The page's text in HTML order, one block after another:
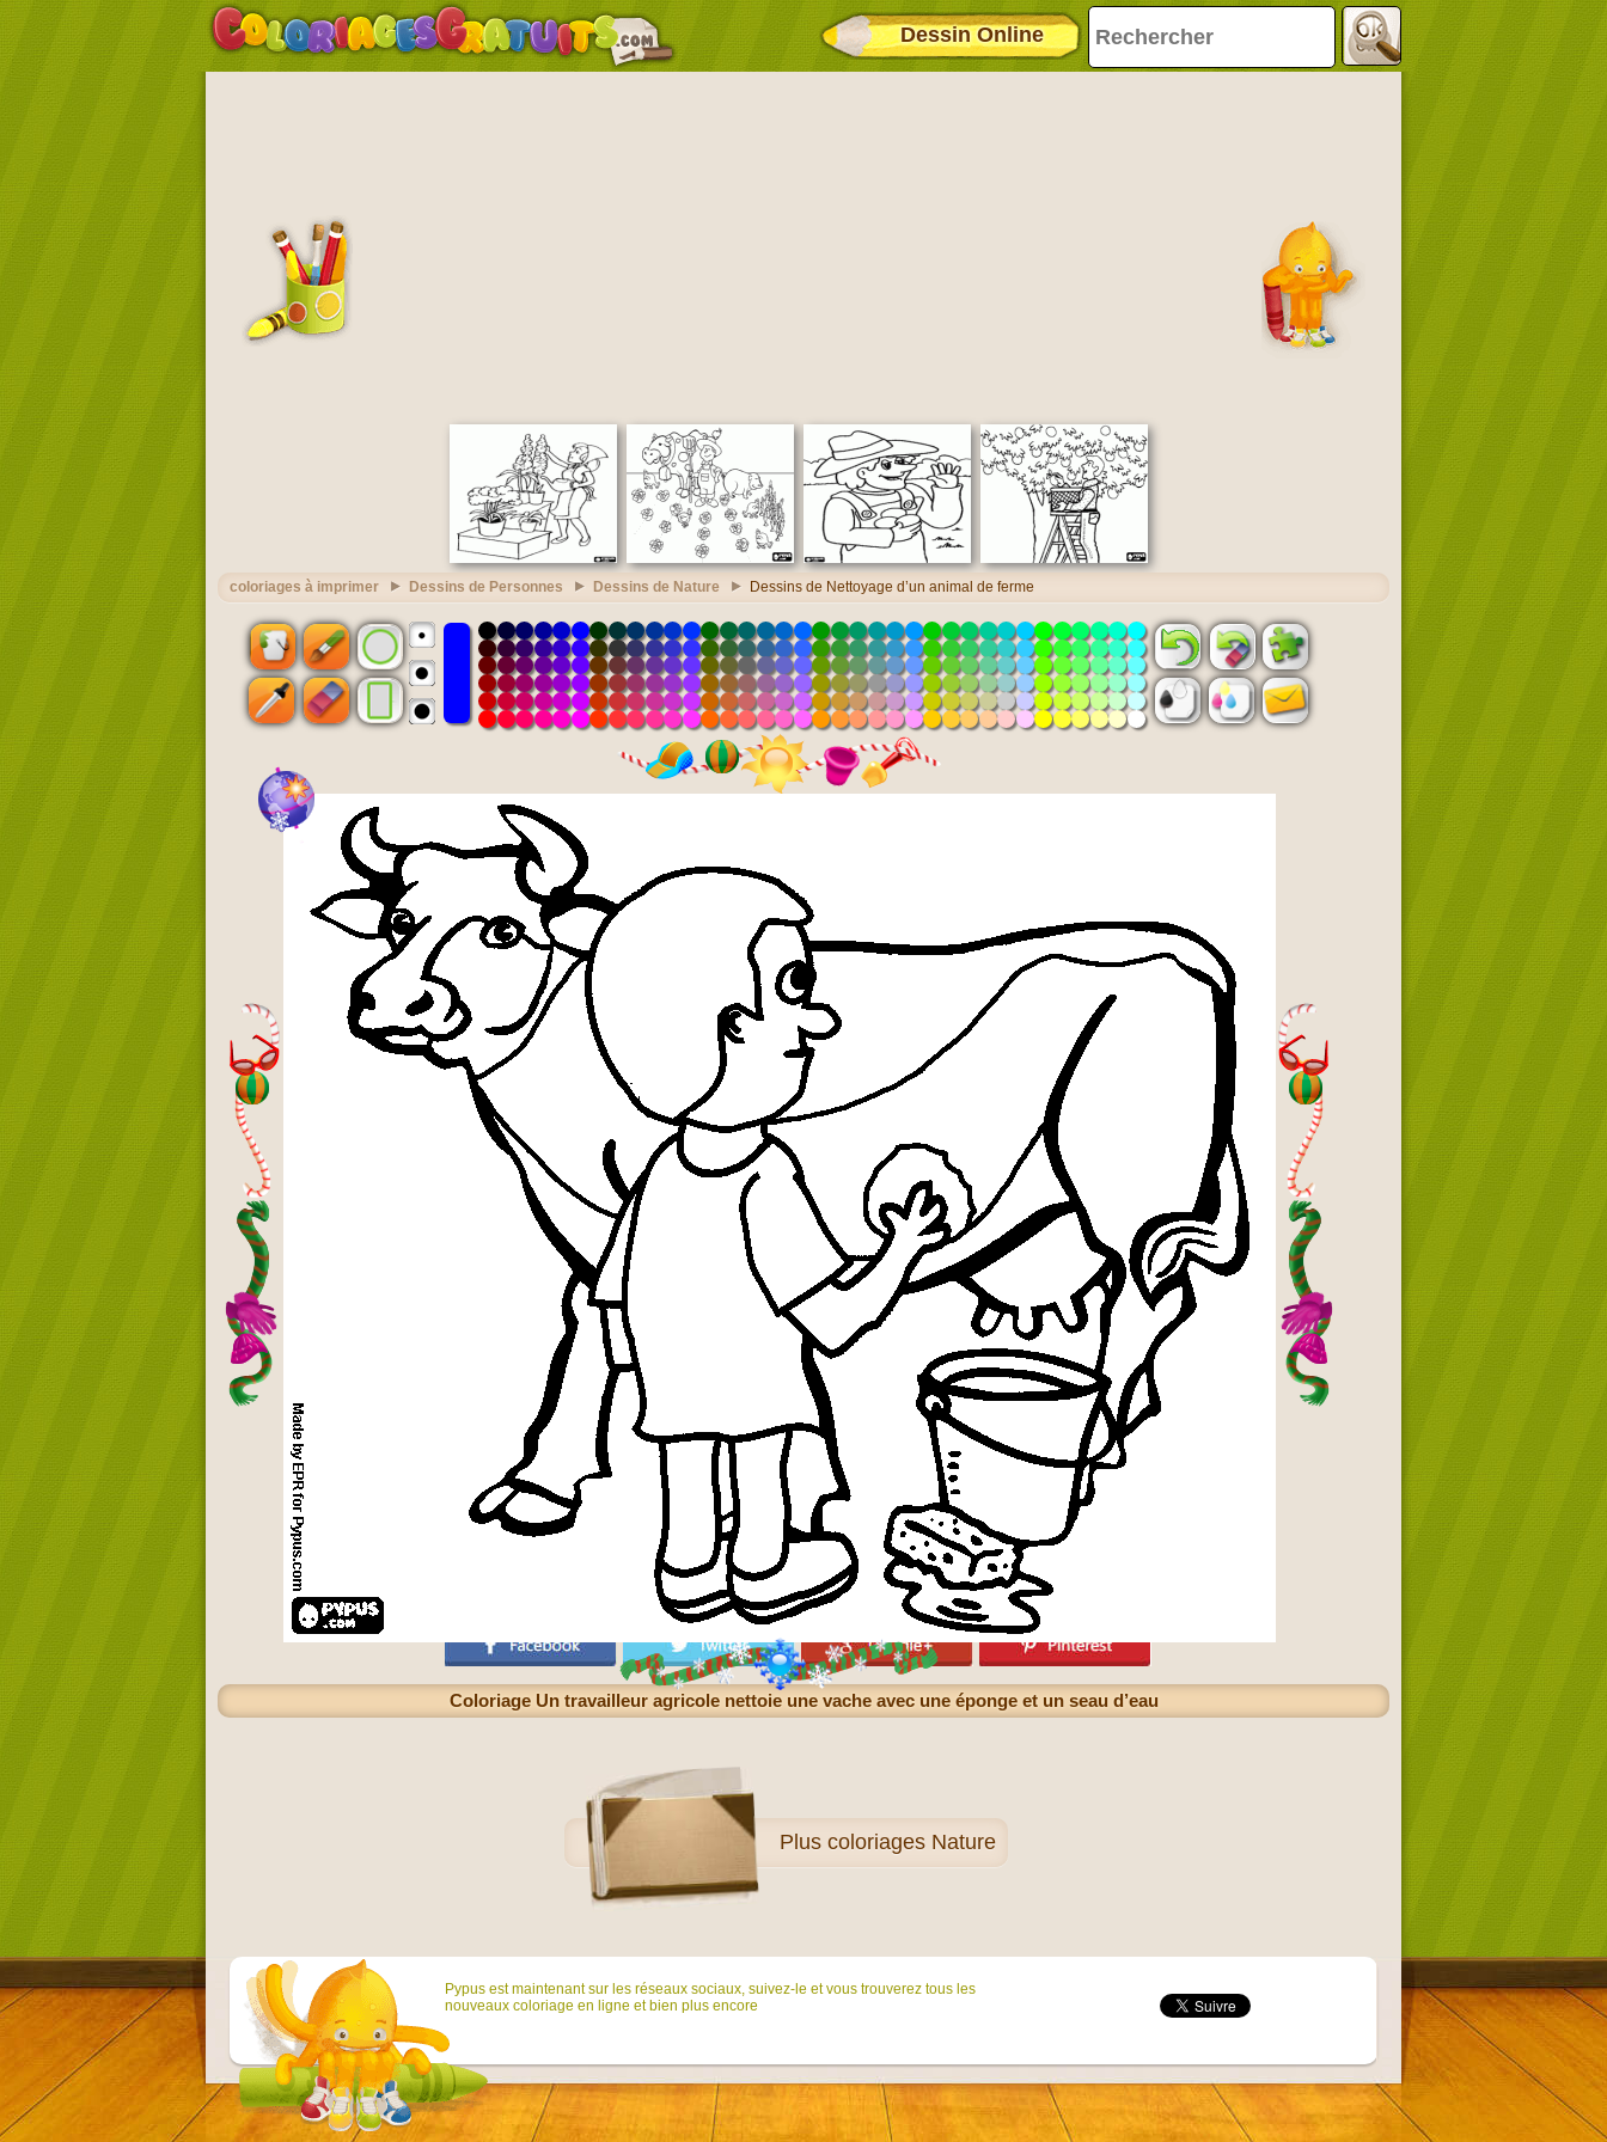
Dessin Online
coloriages à imprimer Dessins de Personnes Dessins de Nature Dessins de Nettoyage d’un animal de ferme
Coloriage Un travailleur agricole nettoie une vache avec une éponge et un seau d’eau
Plus coloriages Nature
Pypus est maintenant sur ​​les réseaux sociaux, suivez-le et vous trouverez tous les
nouveaux coloriage en ligne et bien plus encore